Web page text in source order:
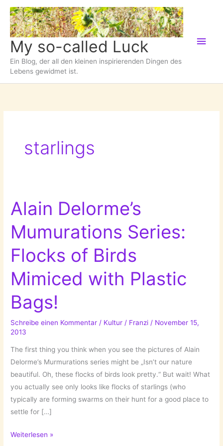
Zum
Inhalt
springen
My so-called Luck
Ein Blog, der all den kleinen inspirierenden Dingen des
Lebens gewidmet ist.
starlings
Alain Delorme’s
Mumurations Series:
Flocks of Birds
Mimiced with Plastic
Bags!
Schreibe einen Kommentar / Kultur / Franzi / November 15,
2013
The first thing you think when you see the pictures of Alain
Delorme’s Murmurations series might be „Isn’t our nature
beautiful. Oh, these flocks of birds look pretty.“ But wait! What
you actually see only looks like flocks of starlings (who
typically are forming swarms on their hunt for a good place to
settle for […]
Alain
Weiterlesen »